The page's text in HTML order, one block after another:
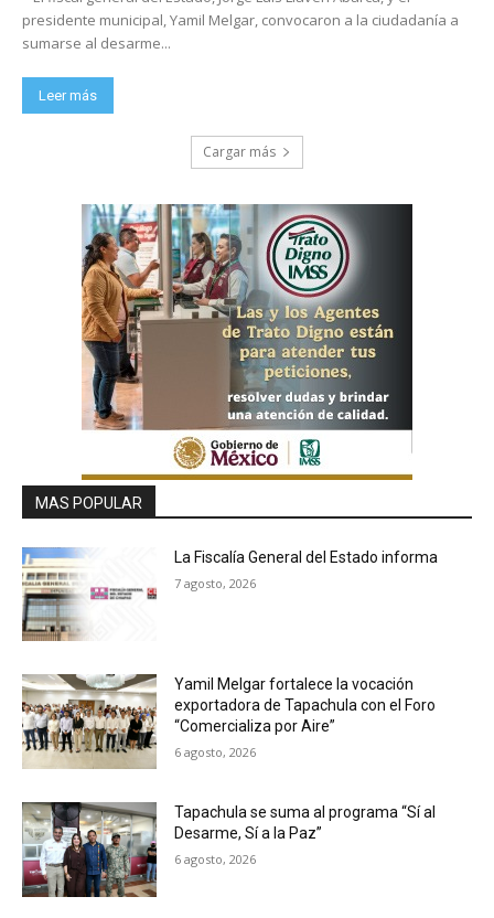
presidente municipal, Yamil Melgar, convocaron a la ciudadanía a
sumarse al desarme...
Leer más
Cargar más
MAS POPULAR
La Fiscalía General del Estado informa
7 agosto, 2026
Yamil Melgar fortalece la vocación
exportadora de Tapachula con el Foro
“Comercializa por Aire”
6 agosto, 2026
Tapachula se suma al programa “Sí al
Desarme, Sí a la Paz”
6 agosto, 2026